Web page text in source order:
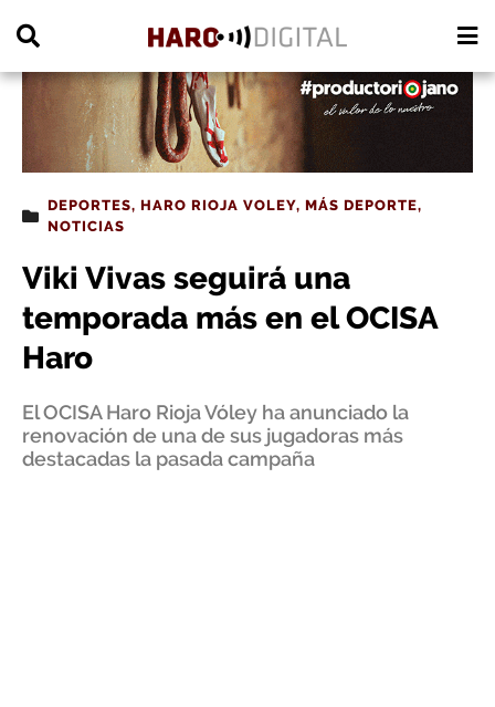
DEPORTES, HARO RIOJA VOLEY, MÁS DEPORTE,
NOTICIAS
Viki Vivas seguirá una
temporada más en el OCISA
Haro
El OCISA Haro Rioja Vóley ha anunciado la
renovación de una de sus jugadoras más
destacadas la pasada campaña